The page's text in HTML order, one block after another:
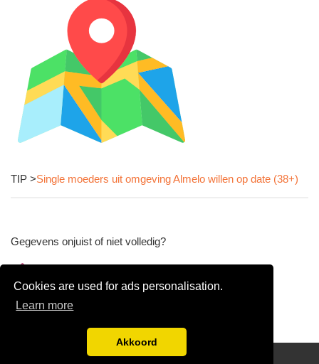
Cookies are used for ads personalisation.
Learn more
Akkoord
TIP >Single moeders uit omgeving Almelo willen op date (38+)
Gegevens onjuist of niet volledig?